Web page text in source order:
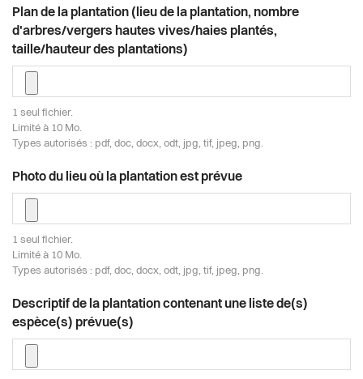
Plan de la plantation (lieu de la plantation, nombre
d'arbres/vergers hautes vives/haies plantés,
taille/hauteur des plantations)
1 seul fichier.
Limité à 10 Mo.
Types autorisés : pdf, doc, docx, odt, jpg, tif, jpeg, png.
Photo du lieu où la plantation est prévue
1 seul fichier.
Limité à 10 Mo.
Types autorisés : pdf, doc, docx, odt, jpg, tif, jpeg, png.
Descriptif de la plantation contenant une liste de(s)
espèce(s) prévue(s)